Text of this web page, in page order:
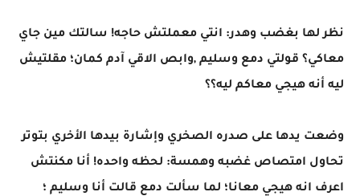
نظر لها بغضب وهدر: انتي معملتش حاجه! سالتك مين جاي
معاكي؟ قولتي دمع وسليم ,وابص الاقي آدم كمان؛ مقلتيش
ليه أنه هيجي معاكم ليه؟؟
وضعت يدها على صدره الصخري وإشارة بيدها الأخري بتوتر
تحاول امتصاص غضبه وهمسة: لحظه واحده! أنا مكنتش
اعرف انه هيجي معانا؛ لما سألت دمع قالت أنا وسليم ؛